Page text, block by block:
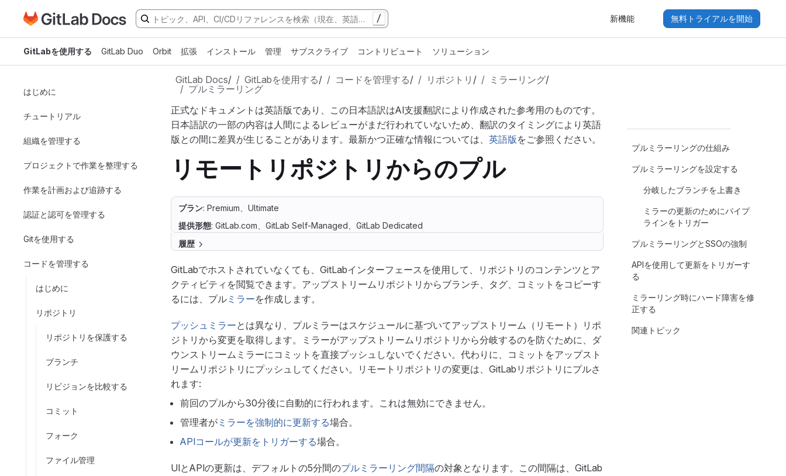
メインコンテンツにスキップ
GitLabドキュメントのホームページに移動 / 新機能 無料トライアルを開始
GitLabを使用する GitLab Duo Orbit 拡張 インストール 管理 サブスクライブ コントリビュート ソリューション
はじめに
チュートリアル
組織を管理する
プロジェクトで作業を整理する
作業を計画および追跡する
認証と認可を管理する
Gitを使用する
コードを管理する
はじめに
リポジトリ
リポジトリを保護する
ブランチ
リビジョンを比較する
コミット
フォーク
ファイル管理
GitLab Docs/ GitLabを使用する/ コードを管理する/ リポジトリ / ミラーリング/
プルミラーリング
正式なドキュメントは英語版であり、この日本語訳はAI支援翻訳により作成された参考用のものです。
日本語訳の一部の内容は人間によるレビューがまだ行われていないため、翻訳のタイミングにより英語
版との間に差異が生じることがあります。最新かつ正確な情報については、 英語版 をご参照ください。
リモートリポジトリからのプル
プラン: Premium、Ultimate
提供形態: GitLab.com、GitLab Self-Managed、GitLab Dedicated
履歴
GitLabでホストされていなくても、GitLabインターフェースを使用して、リポジトリのコンテンツとア
クティビティを閲覧できます。アップストリームリポジトリからブランチ、タグ、コミットをコピーす
るには、プル ミラーを作成します。
プッシュミラーとは異なり、プルミラーはスケジュールに基づいてアップストリーム（リモート）リポ
ジトリから変更を取得します。ミラーがアップストリームリポジトリから分岐するのを防ぐために、ダ
ウンストリームミラーにコミットを直接プッシュしないでください。代わりに、コミットをアップスト
リームリポジトリにプッシュしてください。リモートリポジトリの変更は、GitLabリポジトリにプルさ
れます:
前回のプルから30分後に自動的に行われます。これは無効にできません。
管理者が ミラーを強制的に更新する場合。
APIコールが更新をトリガーする場合。
UIとAPIの更新は、デフォルトの5分間のプルミラーリング間隔の対象となります。この間隔は、GitLab
プルミラーリングの仕組み
プルミラーリングを設定する
分岐したブランチを上書き
ミラーの更新のためにパイプ
ラインをトリガー
プルミラーリングとSSOの強制
APIを使用して更新をトリガーす
る
ミラーリング時にハード障害を修
正する
関連トピック